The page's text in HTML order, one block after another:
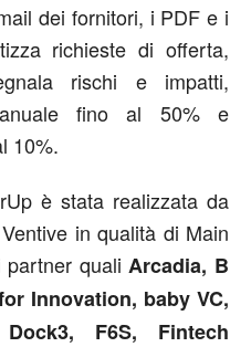
dei fornitori, i PDF e i
richieste di offerta,
rischi e impatti,
fino al 50% e
10%.
è stata realizzata da
in qualità di Main
partner quali Arcadia, B
Innovation, baby VC,
F6S, Fintech